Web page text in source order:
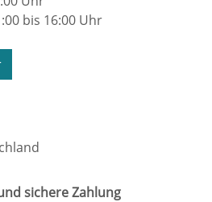
bis 16:00 Uhr
sichere Zahlung